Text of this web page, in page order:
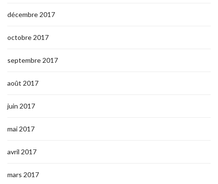
décembre 2017
octobre 2017
septembre 2017
août 2017
juin 2017
mai 2017
avril 2017
mars 2017